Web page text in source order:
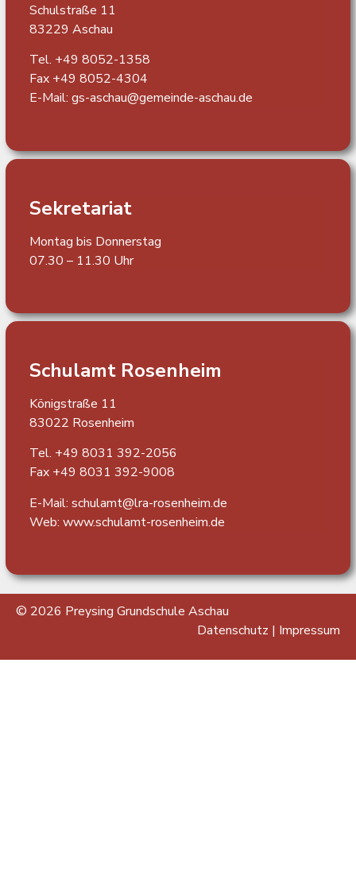
Schulstraße 11
83229 Aschau
Tel. +49 8052-1358
Fax +49 8052-4304
E-Mail: gs-aschau@gemeinde-aschau.de
Sekretariat
Montag bis Donnerstag
07.30 – 11.30 Uhr
Schulamt Rosenheim
Königstraße 11
83022 Rosenheim
Tel. +49 8031 392-2056
Fax +49 8031 392-9008
E-Mail: schulamt@lra-rosenheim.de
Web: www.schulamt-rosenheim.de
© 2026 Preysing Grundschule Aschau
Datenschutz | Impressum